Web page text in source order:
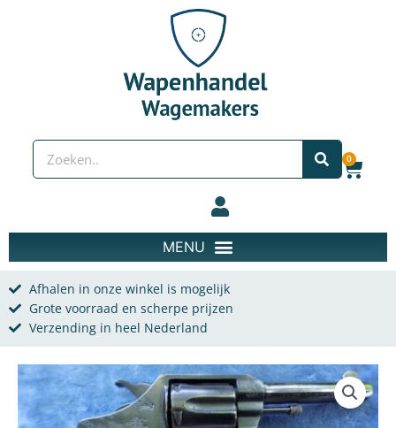
0
Afhalen in onze winkel is mogelijk
Grote voorraad en scherpe prijzen
Verzending in heel Nederland
Colt Positive Police (onklaar) aantal